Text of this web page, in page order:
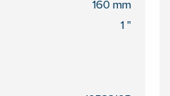
160 mm
1 "